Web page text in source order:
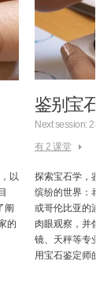
以
阐
的
鉴别宝石
Next session:
有 2 课堂
探索宝石学，鉴
缤纷的世界：泰
或哥伦比亚的波
肉眼观察，并像
镜、天秤等专业
用宝石鉴定师的